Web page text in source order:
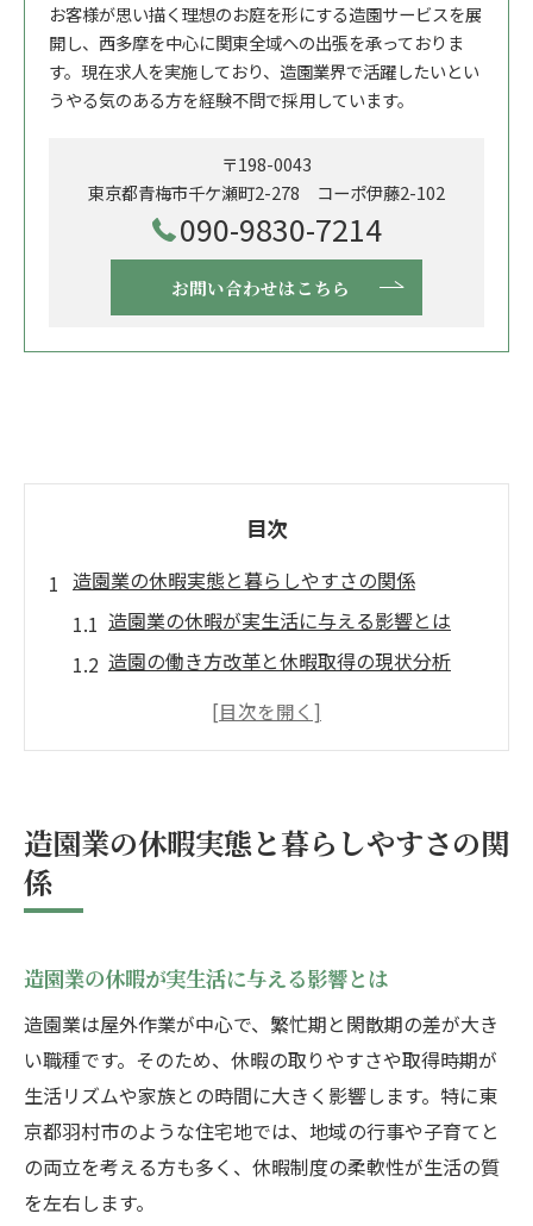
お客様が思い描く理想のお庭を形にする造園サービスを展
開し、西多摩を中心に関東全域への出張を承っておりま
す。現在求人を実施しており、造園業界で活躍したいとい
うやる気のある方を経験不問で採用しています。
〒198-0043
東京都青梅市千ケ瀬町2-278 コーポ伊藤2-102
090-9830-7214
お問い合わせはこちら
目次
造園業の休暇実態と暮らしやすさの関係
造園業の休暇が実生活に与える影響とは
造園の働き方改革と休暇取得の現状分析
ワークライフバランスを保つ造園業の工夫
東京都羽村市で叶える造園と生活両立術
造園業と羽村市での快適な暮らし方のヒン
生活と仕事を両立できる造園の工夫とは
子育て世代も安心の造園勤務と羽村市生活
造園業の視点から見る羽村市の住環境
休みやすい造園の働き方を探る視点
造園で休みを確保するための働き方改革
休暇が取りやすい造園職場の特徴を解説
造園業の休暇実態と暮らしやすさの関
係
造園業の休暇が実生活に与える影響とは
造園業は屋外作業が中心で、繁忙期と閑散期の差が大き
い職種です。そのため、休暇の取りやすさや取得時期が
生活リズムや家族との時間に大きく影響します。特に東
京都羽村市のような住宅地では、地域の行事や子育てと
の両立を考える方も多く、休暇制度の柔軟性が生活の質
を左右します。